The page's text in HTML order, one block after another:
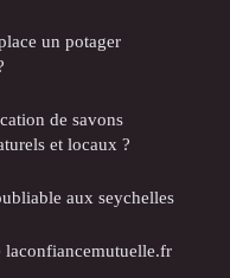
un potager
de savons
et locaux ?
aux seychelles
laconfiancemutuelle.fr